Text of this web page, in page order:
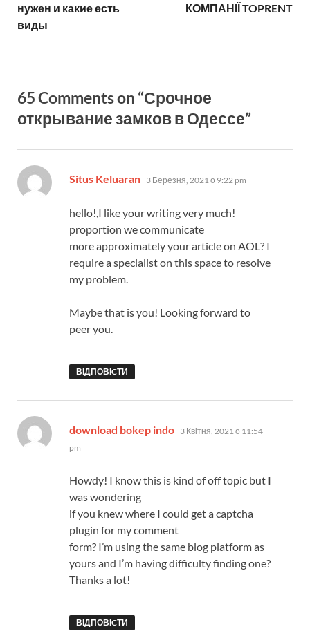
нужен и какие есть
виды
КОМПАНІЇ TOPRENT
65 Comments on “Срочное
открывание замков в Одессе”
Situs Keluaran 3 Березня, 2021 о 9:22 pm
hello!,I like your writing very much!
proportion we communicate
more approximately your article on AOL? I
require a specialist on this space to resolve
my problem.
Maybe that is you! Looking forward to
peer you.
ВІДПОВІCТИ
download bokep indo 3 Квітня, 2021 о 11:54
pm
Howdy! I know this is kind of off topic but I
was wondering
if you knew where I could get a captcha
plugin for my comment
form? I’m using the same blog platform as
yours and I’m having difficulty finding one?
Thanks a lot!
ВІДПОВІCТИ